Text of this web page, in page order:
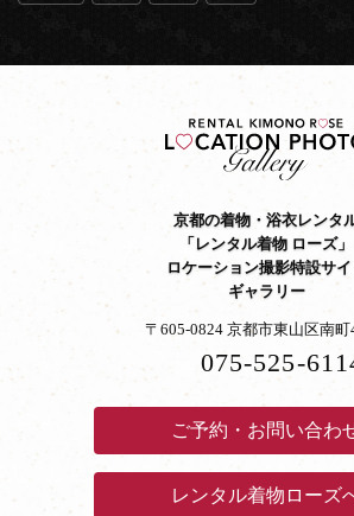
京都の着物・浴衣レンタ
「レンタル着物 ローズ」
ロケーション撮影特設サイ
ギャラリー
〒605-0824 京都市東山区南町
075-525-
ご予約・お問い合わ
レンタル着物ローズ